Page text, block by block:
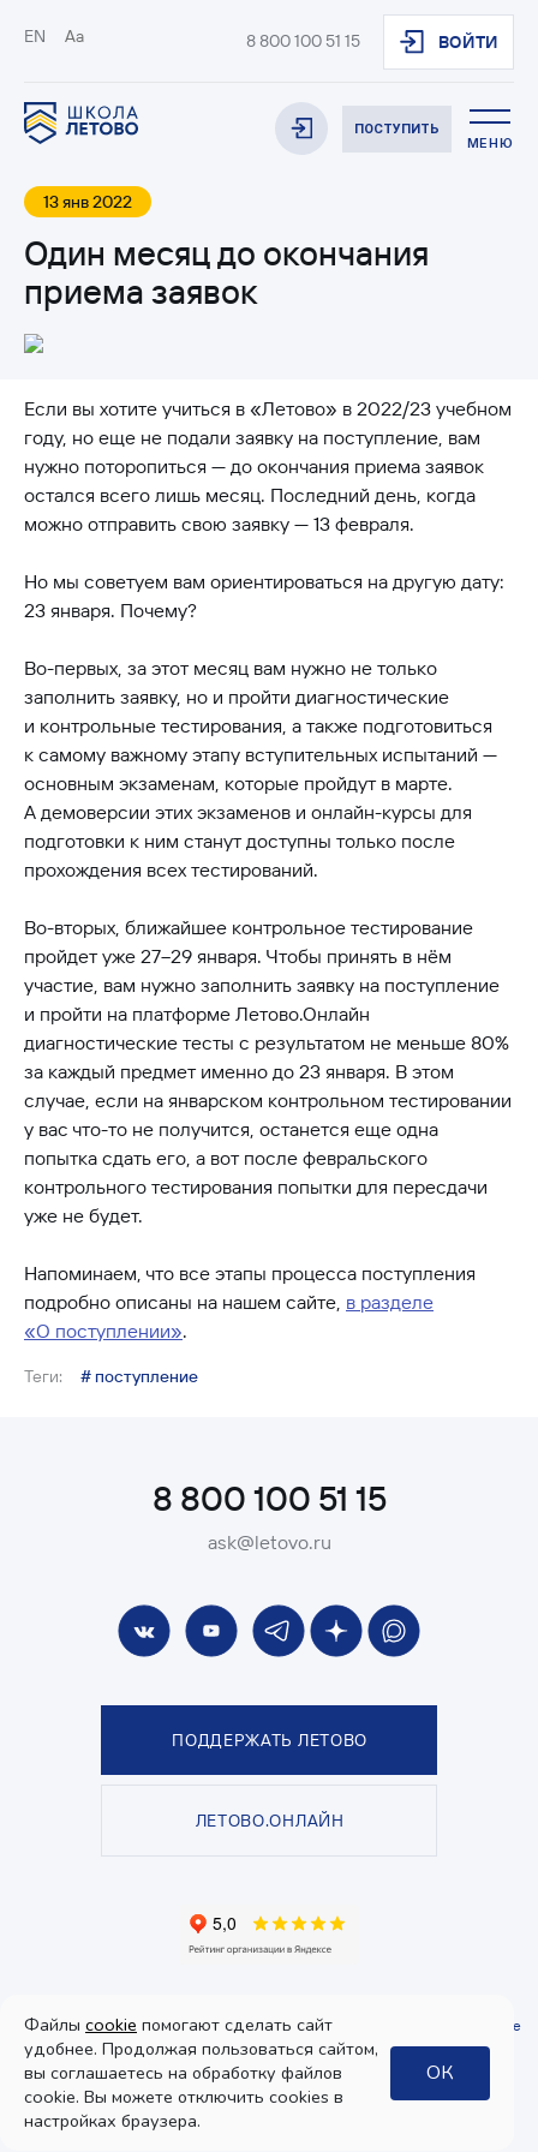
EN Aa 8 800 100 51 15 ВОЙТИ
ПОСТУПИТЬ
МЕНЮ
13 янв 2022
Один месяц до окончания
приема заявок
Если вы хотите учиться в «Летово» в 2022/23 учебном
году, но еще не подали заявку на поступление, вам
нужно поторопиться — до окончания приема заявок
остался всего лишь месяц. Последний день, когда
можно отправить свою заявку — 13 февраля.
Но мы советуем вам ориентироваться на другую дату:
23 января. Почему?
Во-первых, за этот месяц вам нужно не только
заполнить заявку, но и пройти диагностические
и контрольные тестирования, а также подготовиться
к самому важному этапу вступительных испытаний —
основным экзаменам, которые пройдут в марте.
А демоверсии этих экзаменов и онлайн-курсы для
подготовки к ним станут доступны только после
прохождения всех тестирований.
Во-вторых, ближайшее контрольное тестирование
пройдет уже 27–29 января. Чтобы принять в нём
участие, вам нужно заполнить заявку на поступление
и пройти на платформе Летово.Онлайн
диагностические тесты с результатом не меньше 80%
за каждый предмет именно до 23 января. В этом
случае, если на январском контрольном тестировании
у вас что-то не получится, останется еще одна
попытка сдать его, а вот после февральского
контрольного тестирования попытки для пересдачи
уже не будет.
Напоминаем, что все этапы процесса поступления
подробно описаны на нашем сайте, в разделе
«О поступлении».
Теги: # поступление
8 800 100 51 15
ask@letovo.ru
ПОДДЕРЖАТЬ ЛЕТОВО
ЛЕТОВО.ОНЛАЙН
Политика конфиденциальностиипользовательское соглашение
Согласие
на получение рекламы
Дизайн
Файлы cookie помогают сделать сайт
удобнее. Продолжая пользоваться сайтом,
вы соглашаетесь на обработку файлов
cookie. Вы можете отключить cookies в
настройках браузера.
ОК